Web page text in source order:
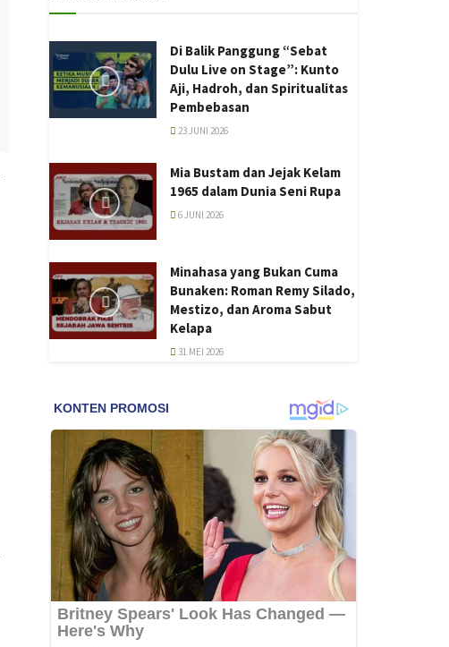
Di Balik Panggung “Sebat
Dulu Live on Stage”: Kunto
Aji, Hadroh, dan Spiritualitas
Pembebasan
23 JUNI 2026
Mia Bustam dan Jejak Kelam
1965 dalam Dunia Seni Rupa
6 JUNI 2026
Minahasa yang Bukan Cuma
Bunaken: Roman Remy Silado,
Mestizo, dan Aroma Sabut
Kelapa
31 MEI 2026